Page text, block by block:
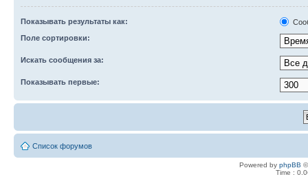
Показывать результаты как:
Поле сортировки:
Искать сообщения за:
Показывать первые:
Список форумов
Powered by phpBB
Time :